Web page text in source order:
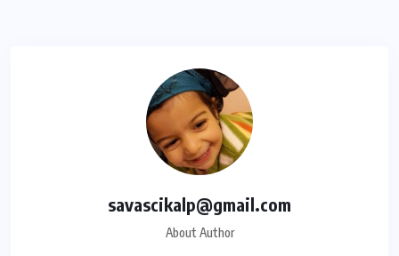
savascikalp@gmail.com
About Author